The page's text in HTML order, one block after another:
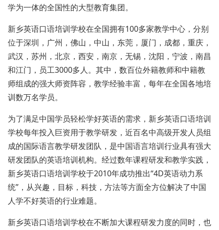
学为一体的全国性的大型教育集团。
新乡英语口语培训学校在全国拥有100多家教学中心，分别
位于深圳，广州，佛山，中山，东莞，厦门，成都，重庆，
武汉，苏州，北京，西安，南京，无锡，沈阳，宁波，南昌
和江门，员工3000多人。其中，数百位外籍教师和中籍教
师组成的强大师资阵容，教学经验丰富，每年在全国各地培
训数万名学员。
为了满足中国学员轻松学好英语的需求，新乡英语口语培训
学校每年投入巨资用于教学研发，近百名中高级开发人员组
成的国际语言教学研发团队，是中国语言培训行业具有强大
研发团队的英语培训机构。经过数年课程研发和教学实践，
新乡英语口语培训学校于2010年成功推出“4D英语动力系
统”，从兴趣，目标，科技，方法等方面全方位解决了中国
人学不好英语的行业难题。
新乡英语口语培训学校在不断加大课程研发力度的同时，也